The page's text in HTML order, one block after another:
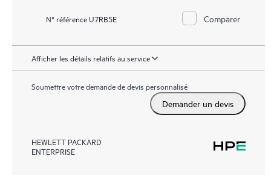
N° référence U7RB5E Comparer
Afficher les détails relatifs au service
Soumettre votre demande de devis personnalisé
Demander un devis
HEWLETT PACKARD
ENTERPRISE